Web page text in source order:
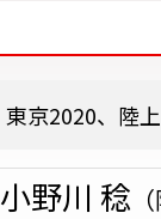
東京2020、陸
小野川 稔